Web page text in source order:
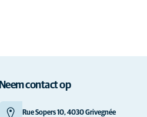
Neem contact op
Rue Sopers 10, 4030 Grivegnée